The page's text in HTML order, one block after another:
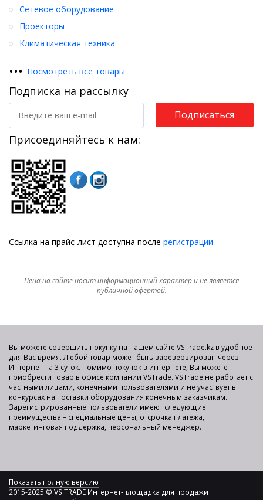
Сетевое оборудование
Проекторы
Климатическая техника
••• Посмотреть все товары
Подписка на рассылку
Подписаться
Присоединяйтесь к нам:
Ссылка на прайс-лист доступна после регистрации
Цена на сайте носит информационный характер и не является
публичной офертой.
Вы можете совершить покупку на нашем сайте VSTrade.kz в удобное
для Вас время. Любой товар может быть зарезервирован через
Интернет на 3 суток. Помимо покупок в интернете, Вы можете
приобрести товар в офисе компании VSTrade. VSTrade не работает с
частными лицами, конечными пользователями и не участвует в
конкурсах на поставки оборудования конечным заказчикам.
Зарегистрированные пользователи имеют следующие
преимущества – специальные цены, отсрочка платежа,
маркетинговая поддержка, персональный менеджер.
Показать полную версию
2015-2025 © VS TRADE Интернет-площадка для продажи